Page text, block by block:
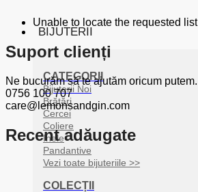
BIJUTERII
CATEGORII
Bijuterii Noi
Brățări
Cercei
Coliere
Inele
Pandantive
Vezi toate bijuteriile >>
COLECȚII
Unable to locate the requested list
Suport clienți
Ne bucurăm să te ajutăm oricum putem.
0756 100 707
care@lemonsandgin.com
Recent adăugate